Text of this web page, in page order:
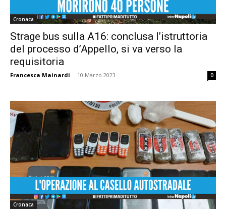
Cronaca
Strage bus sulla A16: conclusa l’istruttoria
del processo d’Appello, si va verso la
requisitoria
Francesca Mainardi - 10 Marzo 2023 0
Cronaca